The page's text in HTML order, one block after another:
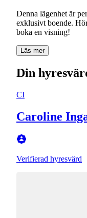
Denna lägenhet är
exklusivt boende.
boka en visning!
Läs mer
Din
CI
Caroline
Verifierad hyresvärd